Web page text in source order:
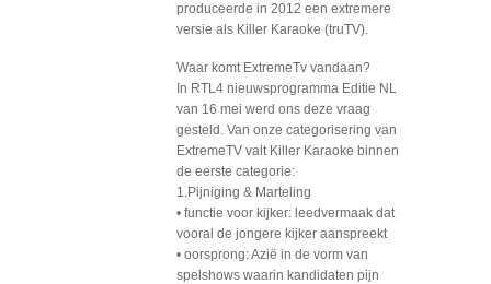
produceerde in 2012 een extremere
versie als Killer Karaoke (truTV).
Waar komt ExtremeTv vandaan?
In RTL4 nieuwsprogramma Editie NL
van 16 mei werd ons deze vraag
gesteld. Van onze categorisering van
ExtremeTV valt Killer Karaoke binnen
de eerste categorie:
1.Pijniging & Marteling
• functie voor kijker: leedvermaak dat
vooral de jongere kijker aanspreekt
• oorsprong: Azië in de vorm van
spelshows waarin kandidaten pijn